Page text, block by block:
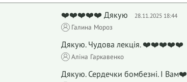
❤️❤️❤️❤️❤️ Дякую 28.11.2025 18:44
Галина Мороз
Дякую. Чудова лекція. ❤️❤️❤️❤️❤️
Аліна Гаркавенко
Дякую. Сердечки бомбезні. І